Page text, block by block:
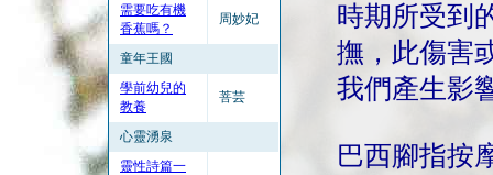
需要吃有機
香蕉嗎？
周妙妃
童年王國
學前幼兒的
教養
菩芸
心靈湧泉
靈性詩篇一
時期所受到
撫，此傷害
我們產生影
巴西腳指按